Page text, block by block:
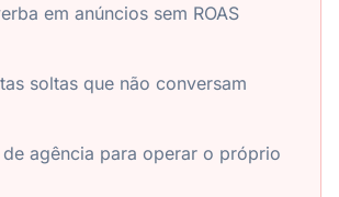
em anúncios sem ROAS
soltas que não conversam
de agência para operar o próprio